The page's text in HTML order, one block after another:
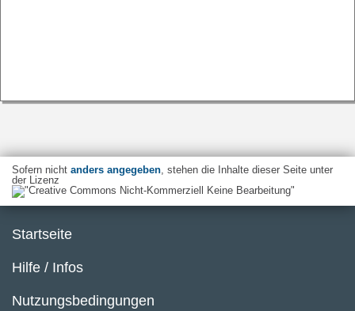
Sofern nicht anders angegeben, stehen die Inhalte dieser Seite unter
der Lizenz
Startseite
Hilfe / Infos
Nutzungsbedingungen